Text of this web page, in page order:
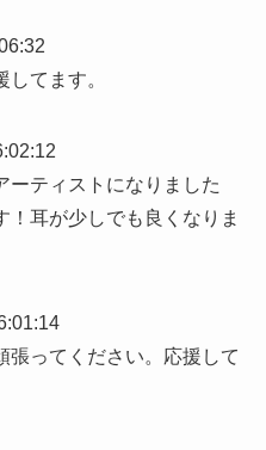
てます。
ーティストになりました
！耳が少しでも良くなりま
張ってください。応援して